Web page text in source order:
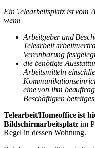
Ein Telearbeitsplatz ist vom
wenn
Arbeitgeber und
Telearbeit
Vereinbarung
die benötigte
Arbeitsmitteln
eine von ihm
Beschäftigten
Telearbeit/Homeoffice ist
Bildschirmarbeitsplatz im
Regel in dessen Wohnung.